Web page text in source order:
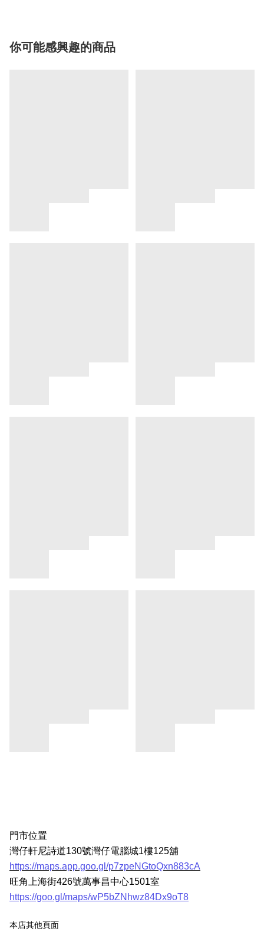
你可能感興趣的商品
門市位置
灣仔軒尼詩道130號灣仔電腦城1樓125舖
https://maps.app.goo.gl/p7zpeNGtoQxn883cA
旺角上海街426號萬事昌中心1501室
https://goo.gl/maps/wP5bZNhwz84Dx9oT8
本店其他頁面